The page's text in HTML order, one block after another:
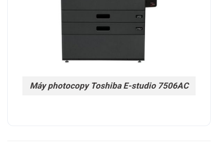
Máy photocopy Toshiba E-studio 7506AC